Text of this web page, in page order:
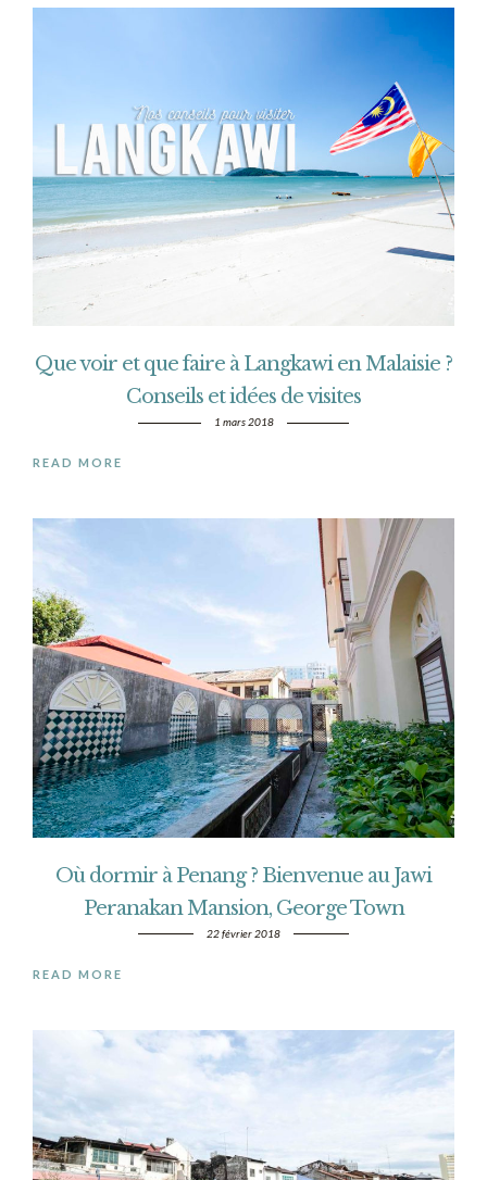
Que voir et que faire à Langkawi en Malaisie ?
Conseils et idées de visites
1 mars 2018
READ MORE
Où dormir à Penang ? Bienvenue au Jawi
Peranakan Mansion, George Town
22 février 2018
READ MORE